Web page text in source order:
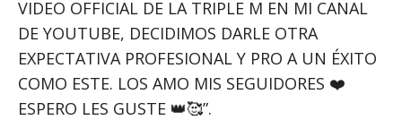
VIDEO OFFICIAL DE LA TRIPLE M EN MI CANAL
DE YOUTUBE, DECIDIMOS DARLE OTRA
EXPECTATIVA PROFESIONAL Y PRO A UN ÉXITO
COMO ESTE. LOS AMO MIS SEGUIDORES ❤️
ESPERO LES GUSTE 👑🥰”.